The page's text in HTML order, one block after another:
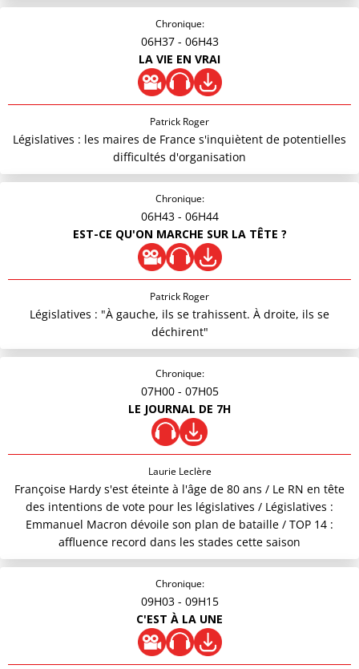
Chronique:
06H37 - 06H43
LA VIE EN VRAI
Patrick Roger
Législatives : les maires de France s'inquiètent de potentielles
difficultés d'organisation
Chronique:
06H43 - 06H44
EST-CE QU'ON MARCHE SUR LA TÊTE ?
Patrick Roger
Législatives : "À gauche, ils se trahissent. À droite, ils se
déchirent"
Chronique:
07H00 - 07H05
LE JOURNAL DE 7H
Laurie Leclère
Françoise Hardy s'est éteinte à l'âge de 80 ans / Le RN en tête
des intentions de vote pour les législatives / Législatives :
Emmanuel Macron dévoile son plan de bataille / TOP 14 :
affluence record dans les stades cette saison
Chronique:
09H03 - 09H15
C'EST À LA UNE